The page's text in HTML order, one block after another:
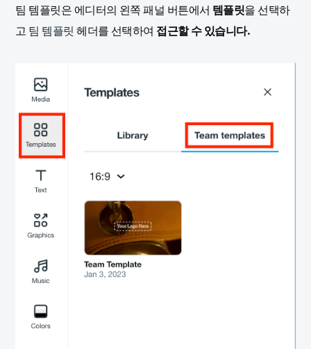
팀 템플릿은 에디터의 왼쪽 패널 버튼에서 템플릿을 선택하
고팀 템플릿헤더를 선택하여 접근할 수 있습니다.